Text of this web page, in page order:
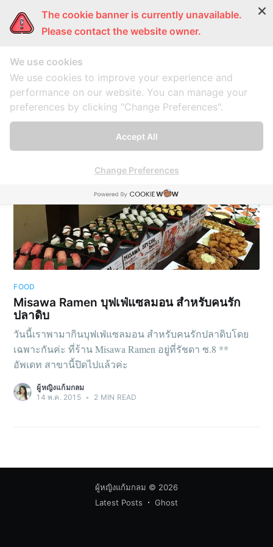
ผู้หญิงแก้มกลม การ์ตูนแก้มกลม แก้มกลมพากิน
PopularPost
A collection of 1 post
FOOD
Misawa Ramen บุฟเฟ่แซลมอน สำหรับคนรัก
ปลาดิบ
วันนี้เราพามากินบุฟเฟ่แซลมอน สำหรับคนรักปลาดิบโดย
เฉพาะกันค่ะ ที่ร้าน Misawa Ramen อยู่ที่รัชดา ซ.8 **
อัพเดท สาขานี้ปิดไปแล้วค่ะ
ผู้หญิงแก้มกลม
14 พ.ค. 2015 • 2 MIN READ
ผู้หญิงแก้มกลม © 2026
Latest Posts
Ghost
The cookie banner is currently unavailable.
Please contact the website owner.
We use cookies
We use cookies to improve your experience and
performance on our website. You can manage your
preferences by clicking "Change Preferences".
Accept All
Change Preferences